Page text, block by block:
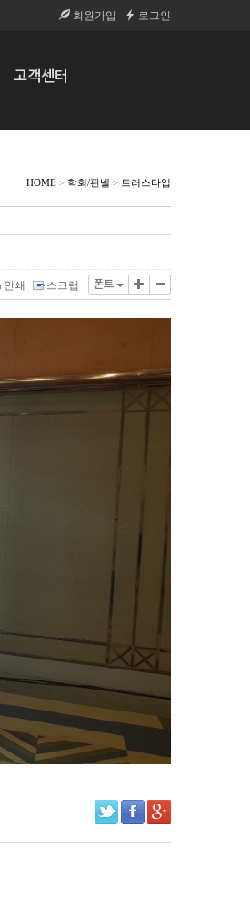
회원가입 로그인
고객센터
HOME > 학회/판넬 > 트러스타입
폰트
인쇄 스크랩